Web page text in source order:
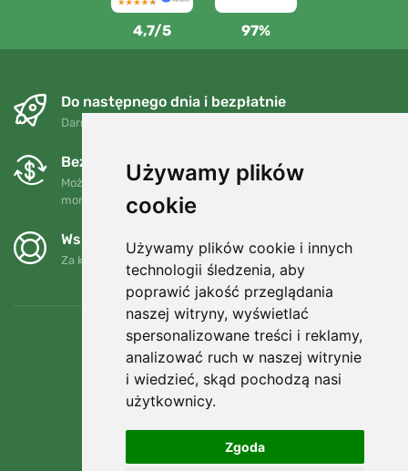
Używamy plików
cookie
Używamy plików cookie i innych
technologii śledzenia, aby
poprawić jakość przeglądania
naszej witryny, wyświetlać
spersonalizowane treści i reklamy,
analizować ruch w naszej witrynie
i wiedzieć, skąd pochodzą nasi
użytkownicy.
Zgoda
4,7/5 97%
Do następnego dnia i bezpłatnie
Darmowa wysyłka dla zamówień powyżej 250 PLN
Bezpłatne wymiany i zwroty
Możesz zwrócić lub wymienić swoje zamówienie w dowolnym
momencie w ciągu 90 dni.
Wspieramy Trees.org
Za każde zamówienie sadzimy drzewo! Czytaj więcej